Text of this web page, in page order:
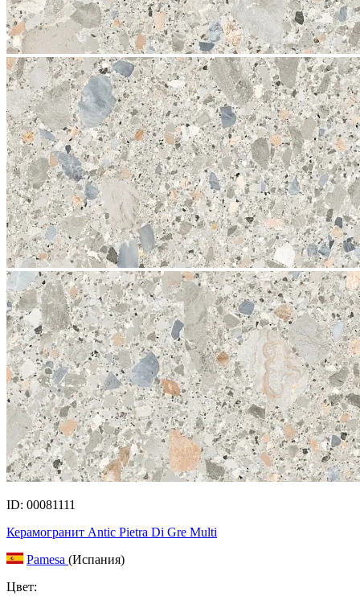
ID: 00081111
Керамогранит Antic Pietra Di Gre Multi
Pamesa (Испания)
Цвет: